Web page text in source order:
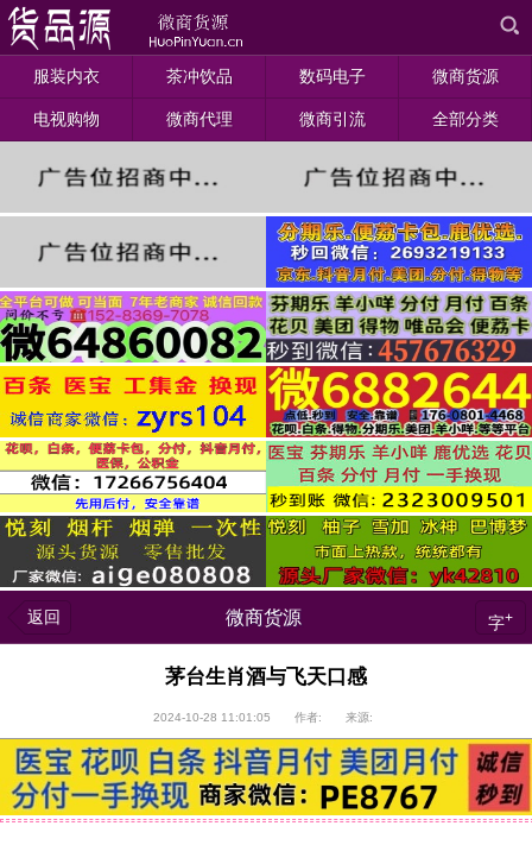
服装内衣 茶冲饮品 数码电子 微商货源
电视购物 微商代理 微商引流 全部分类
返回 微商货源 字+
茅台生肖酒与飞天口感
2024-10-28 11:01:05 作者: 来源: